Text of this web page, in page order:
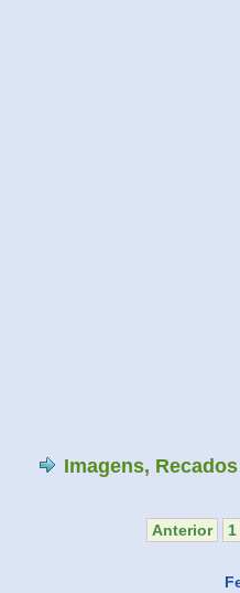
Imagens,
Anterior 1